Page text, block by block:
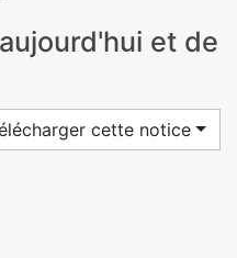
et de
cette notice